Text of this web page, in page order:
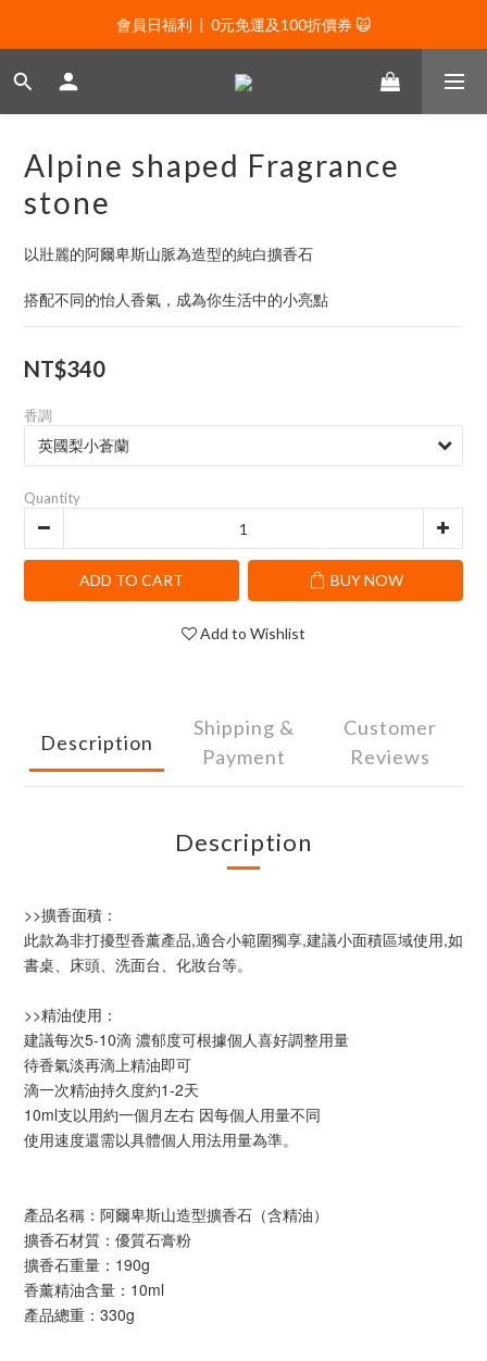
會員日福利  |  0元免運及100折價券 🙀
會員日福利  |  0元免運及100折價券 🙀
會員日福利  |  會員專屬好禮三選一🌟
會員日福利  |  0元免運及100折價券 🙀
Alpine shaped Fragrance
stone
以壯麗的阿爾卑斯山脈為造型的純白擴香石
搭配不同的怡人香氣，成為你生活中的小亮點
NT$340
香調
Quantity
ADD TO CART BUY NOW
Add to Wishlist
Description
Shipping &
Payment
Customer
Reviews
Description
>>擴香面積：
此款為非打擾型香薰產品,適合小範圍獨享,建議小面積區域使用,如
書桌、床頭、洗面台、化妝台等。
>>精油使用：
建議每次5-10滴 濃郁度可根據個人喜好調整用量
待香氣淡再滴上精油即可
滴一次精油持久度約1-2天
10ml支以用約一個月左右 因每個人用量不同
使用速度還需以具體個人用法用量為準。
產品名稱：阿爾卑斯山造型擴香石（含精油）
擴香石材質：優質石膏粉
擴香石重量：190g
香薰精油含量：10ml
產品總重：330g